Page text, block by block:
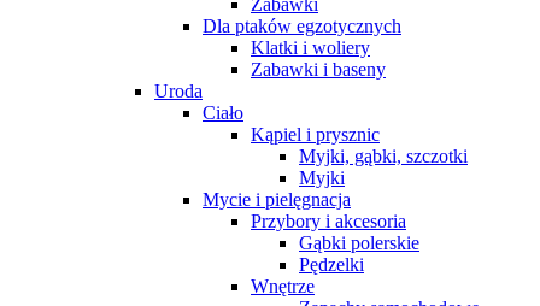
Zabawki
Dla ptaków egzotycznych
Klatki i woliery
Zabawki i baseny
Uroda
Ciało
Kąpiel i prysznic
Myjki, gąbki, szczotki
Myjki
Mycie i pielęgnacja
Przybory i akcesoria
Gąbki polerskie
Pędzelki
Wnętrze